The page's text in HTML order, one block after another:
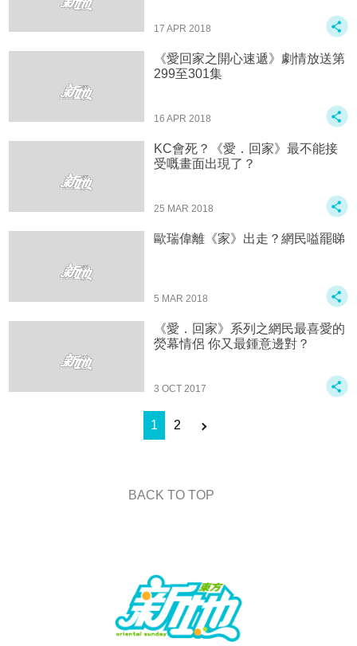
17 APR 2018
《愛回家之開心速遞》劇情放送第
299至301集
16 APR 2018
KC會死？《愛．回家》最不能接
受嘅畫面出現了？
25 MAR 2018
歐瑞偉離《家》出走？網民嗌罷睇
5 MAR 2018
《愛．回家》系列之網民最喜愛的
熒幕情侶 你又最鍾意邊對？
3 OCT 2017
1 2
BACK TO TOP